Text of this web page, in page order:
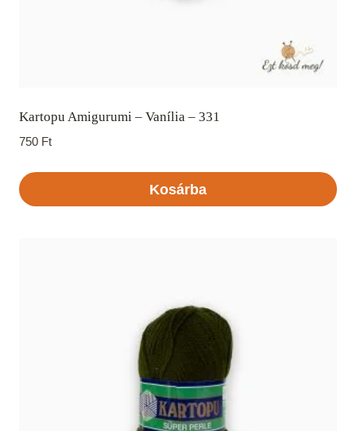
Kartopu Amigurumi – Vanília – 331
750 Ft
Kosárba